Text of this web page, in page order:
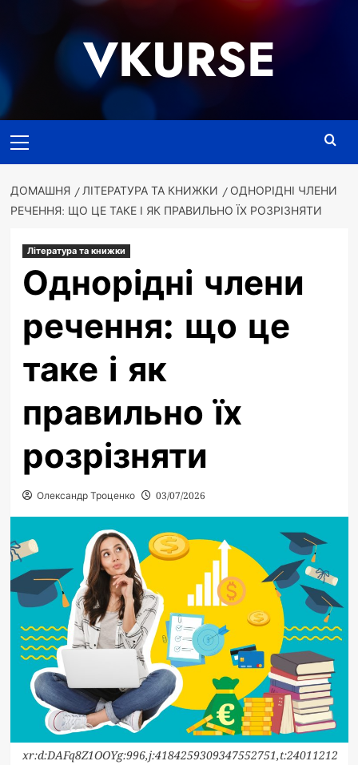
VKURSE
меню
ДОМАШНЯ ЛІТЕРАТУРА ТА КНИЖКИ
ОДНОРІДНІ ЧЛЕНИ
РЕЧЕННЯ: ЩО ЦЕ ТАКЕ І ЯК ПРАВИЛЬНО ЇХ РОЗРІЗНЯТИ
Література та книжки
Однорідні члени
речення: що це
таке і як
правильно їх
розрізняти
Олександр Троценко 03/07/2026
xr:d:DAFq8Z1OOYg:996,j:4184259309347552751,t:24011212